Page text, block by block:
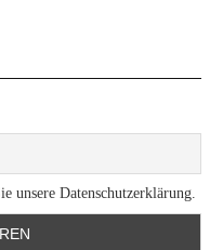
unsere Datenschutzerklärung.